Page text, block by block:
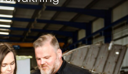
att använda ett
förfrågan.